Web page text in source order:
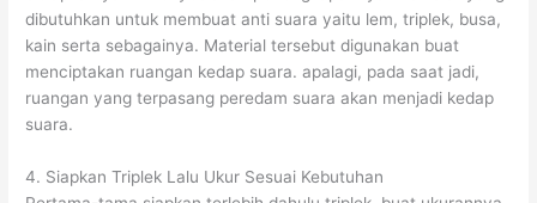
dibutuhkan untuk membuat anti suara yaitu lem, triplek, busa,
kain serta sebagainya. Material tersebut digunakan buat
menciptakan ruangan kedap suara. apalagi, pada saat jadi,
ruangan yang terpasang peredam suara akan menjadi kedap
suara.
4. Siapkan Triplek Lalu Ukur Sesuai Kebutuhan